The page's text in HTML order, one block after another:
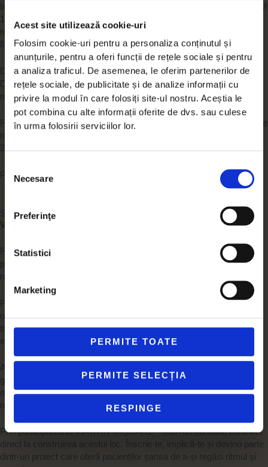
Acest site utilizează cookie-uri
Folosim cookie-uri pentru a personaliza conținutul și
anunțurile, pentru a oferi funcții de rețele sociale și pentru
a analiza traficul. De asemenea, le oferim partenerilor de
rețele sociale, de publicitate și de analize informații cu
privire la modul în care folosiți site-ul nostru. Aceștia le
pot combina cu alte informații oferite de dvs. sau culese
în urma folosirii serviciilor lor.
consimțământului
Necesare
Preferinţe
Statistici
Marketing
PERMITE TOATE
PERMITE SELECȚIA
RESPINGE
la punctul cel mai jos al traseului (~408 m altitudine), teren variat; KM
15–21: urcuș susținut de revenire, segmentul final care testează
rezervele, cu porțiunea cea mai grea în KM 17–19 (peste +300 m),
finish la ~946 m.
Date tehnice: Distanță: ~19,5 km | Denivelare pozitivă: +885 m |
Denivelare negativă: −886 m; Altitudine minimă: 408 m | Altitudine
maximă: 961 m | Altitudine start/finish: ~946 m.
Pentru alergători cu experiență în trail running care caută diferență de
nivel, poteci tehnice, anduranță și strategie de cursă. Timp estimat:
2h 30 minute – 4h 30 minute.
Partener tehnic:
Scopul evenimentului
VIATA ÎN MIȘCARE
Fondurile obținute din taxele de participare susțin construirea unei
pensiuni de retreat pentru pacienți oncologici – un spațiu dedicat
recuperării emoționale și reconectării cu natura.
Proiectul Poteca Verde propune o pensiune dedicată pacienților
oncologici, un spațiu în care vindecarea înseamnă mai mult decât
tratament – înseamnă reconectare cu natura, cu propriul corp și cu
echilibrul interior.
Aici, pacienții vor participa la activități simple și terapeutice:
grădinărit, gătit împreună, mișcare în aer liber, ateliere creative și
momente de liniște în natură – toate gândite pentru a susține
refacerea emoțională și fizică.
Prin participarea la VIATA ÎN MIȘCARE – trail run caritabil, contribui
direct la construirea acestui loc. Înscrie-te, implică-te și devino parte
dintr-un proiect care oferă pacienților șansa de a-și regăsi ritmul și